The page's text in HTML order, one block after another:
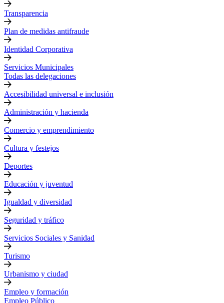
Transparencia
Plan de medidas antifraude
Identidad Corporativa
Servicios Municipales
Todas las delegaciones
Accesibilidad universal e inclusión
Administración y hacienda
Comercio y emprendimiento
Cultura y festejos
Deportes
Educación y juventud
Igualdad y diversidad
Seguridad y tráfico
Servicios Sociales y Sanidad
Turismo
Urbanismo y ciudad
Empleo y formación
Empleo Público